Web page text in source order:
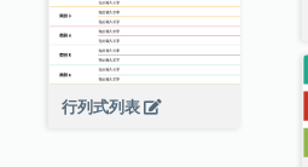
行列式列表